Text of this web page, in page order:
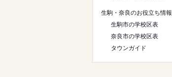
生駒・奈良のお役立ち情報
生駒市の学校区表
奈良市の学校区表
タウンガイド